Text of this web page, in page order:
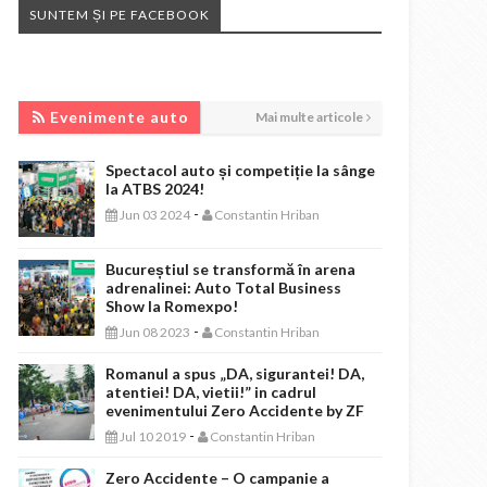
SUNTEM ȘI PE FACEBOOK
Evenimente auto Mai multe articole
Spectacol auto și competiție la sânge
la ATBS 2024!
Jun 03 2024 - Constantin Hriban
Bucureștiul se transformă în arena
adrenalinei: Auto Total Business
Show la Romexpo!
Jun 08 2023 - Constantin Hriban
Romanul a spus „DA, sigurantei! DA,
atentiei! DA, vietii!” in cadrul
evenimentului Zero Accidente by ZF
Jul 10 2019 - Constantin Hriban
Zero Accidente – O campanie a